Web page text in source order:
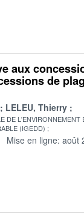
aux
de
LELEU, Thierry
DE L'ENVIRONNEMENT
(IGEDD)
Mise en ligne: août